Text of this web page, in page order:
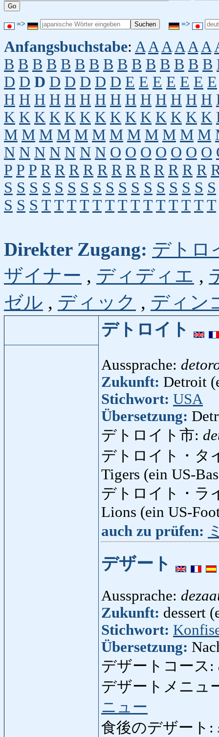
=> =>
Anfangsbuchstabe: A A A A A A
B B B B B B B B B B B B B B B
D D D D D D D D E E E E E E E
H H H H H H H H H H H H H H
K K K K K K K K K K K K K K
M M M M M M M M M M M M
N N N N N N N O O O O O O O
P P P R R R R R R R R R R R R
S S S S S S S S S S S S S S S S S
S S S T T T T T T T T T T T T T T
Direkter Zugang: デトロ
ザイナー , ディディエ ,
ゼル , ディック , ディン
デトロイト
Aussprache:
Zukunft: Detroit
Stichwort: USA
Übersetzung:
デトロイト市:
デトロイト・タ
Tigers (ein US-
デトロイト・ラ
Lions (ein US-
auch zu prüfen:
デザート
Aussprache:
Zukunft: dessert
Stichwort:
Übersetzung:
デザートコース:
デザートメニュ
ニュー
食後のデザート: